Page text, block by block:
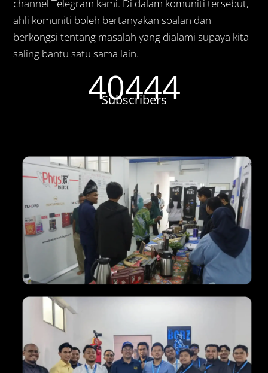
channel Telegram kami. Di dalam komuniti tersebut,
ahli komuniti boleh bertanyakan soalan dan
berkongsi tentang masalah yang dialami supaya kita
saling bantu satu sama lain.
40444
Subscribers